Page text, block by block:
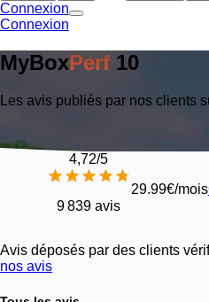
Connexion
Connexion
MyBoxPerf 10
Les avis publiés par nos clients
4,72/5
9 839 avis
29.99€/mois
Avis déposés par des clients
nos avis